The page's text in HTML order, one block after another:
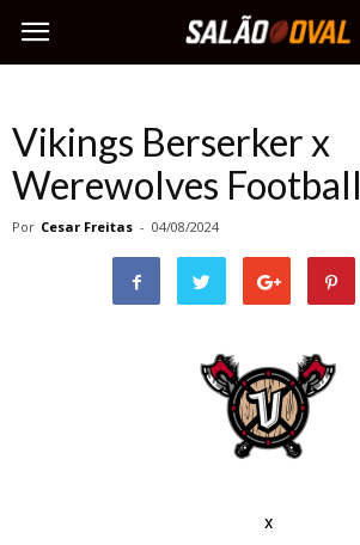
Vikings Berserker x
Werewolves Football
Por Cesar Freitas - 04/08/2024
x